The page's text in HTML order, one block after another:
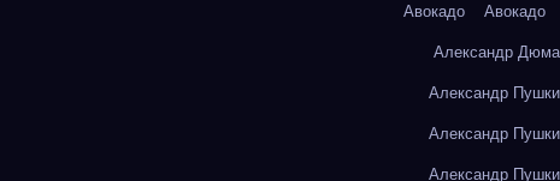
Авокадо Авокадо
Александр
Александр
Александр
Александр